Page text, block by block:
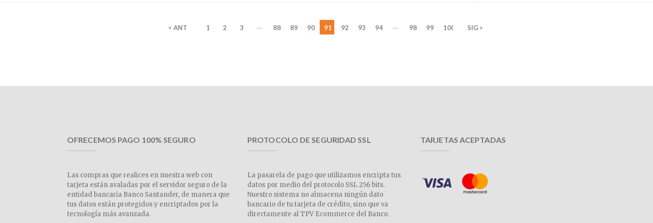
< ANT 1 2 3 … 88 89 90 91 92 93 94 … 98 99 100 SIG >
OFRECEMOS PAGO 100% SEGURO
Las compras que realices en nuestra web con
tarjeta están avaladas por el servidor seguro de la
entidad bancaria Banco Santander, de manera que
tus datos están protegidos y encriptados por la
tecnología más avanzada.
PROTOCOLO DE SEGURIDAD SSL
La pasarela de pago que utilizamos encripta tus
datos por medio del protocolo SSL 256 bits.
Nuestro sistema no almacena ningún dato
bancario de tu tarjeta de crédito, sino que va
directamente al TPV Ecommerce del Banco.
TARJETAS ACEPTADAS